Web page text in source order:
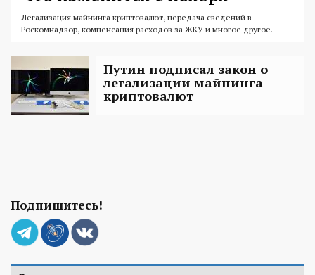
Легализация майнинга криптовалют, передача сведений в
Роскомнадзор, компенсация расходов за ЖКУ и многое другое.
Путин подписал закон о
легализации майнинга
криптовалют
Подпишитесь!